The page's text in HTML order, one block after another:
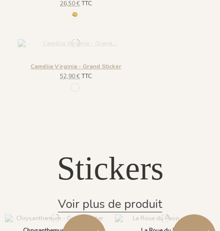
26,50 €TTC
278 set A
Camélia Virginia - Grand Sticker
52,90 €TTC
Stickers
Voir plus de produit